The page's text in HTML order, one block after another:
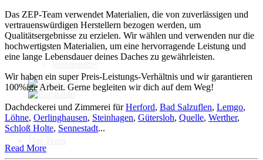
Lebensraum+
Das ZEP-Team verwendet Materialien, die von zuverlässigen und
vertrauenswürdigen Herstellern bezogen werden, um
Qualitätsergebnisse zu erzielen. Wir wählen und verwenden nur die
hochwertigsten Materialien, um eine hervorragende Leistung und
eine lange Lebensdauer deines Daches zu gewährleisten.
Wir haben ein super Preis-Leistungs-Verhältnis und wir garantieren
100%ige Arbeit. Gerne begleiten wir dich auf dem Weg!
Dachdeckerei und Zimmerei fürHerford, Bad Salzuflen, Lemgo,
Löhne, Oerlinghausen, Steinhagen, Gütersloh, Quelle, Werther,
Schloß Holte, Sennestadt...
Read More